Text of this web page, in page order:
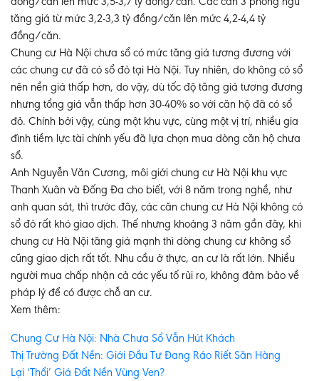
đồng/căn lên mức 3,5-3,7 tỷ đồng/căn. Các căn 3 phòng ngủ
tăng giá từ mức 3,2-3,3 tỷ đồng/căn lên mức 4,2-4,4 tỷ
đồng/căn.
Chung cư Hà Nội chưa sổ có mức tăng giá tương đương với
các chung cư đã có sổ đỏ tại Hà Nội. Tuy nhiên, do không có sổ
nên nền giá thấp hơn, do vậy, dù tốc độ tăng giá tương đương
nhưng tổng giá vẫn thấp hơn 30-40% so với căn hộ đã có sổ
đỏ. Chính bởi vậy, cùng một khu vực, cùng một vị trí, nhiều gia
đình tiềm lực tài chính yếu đã lựa chọn mua dòng căn hộ chưa
sổ.
Anh Nguyễn Văn Cương, môi giới chung cư Hà Nội khu vực
Thanh Xuân và Đống Đa cho biết, với 8 năm trong nghề, như
anh quan sát, thì trước đây, các căn chung cư Hà Nội không có
sổ đỏ rất khó giao dịch. Thế nhưng khoảng 3 năm gần đây, khi
chung cư Hà Nội tăng giá mạnh thì dòng chung cư không sổ
cũng giao dịch rất tốt. Nhu cầu ở thực, an cư là rất lớn. Nhiều
người mua chấp nhận cả các yếu tố rủi ro, không đảm bảo về
pháp lý để có được chỗ an cư.
Xem thêm:
Chung Cư Hà Nội: Nhà Chưa Sổ Vẫn Hút Khách
Thị Trường Đất Nền: Giới Đầu Tư Đang Ráo Riết Săn Hàng
Lại ‘Thổi’ Giá Đất Nền Vùng Ven?